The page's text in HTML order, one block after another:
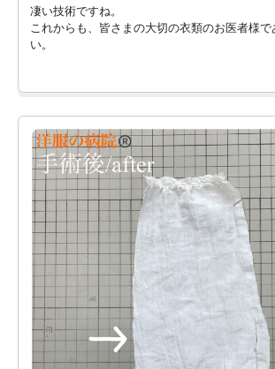
凄い技術ですね。
これからも、皆さまの大切の衣類のお医者様
い。